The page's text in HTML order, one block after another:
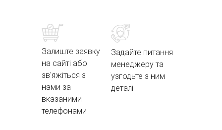
Залиште заявку
на сайті або
зв'яжіться з
нами за
вказаними
телефонами
Задайте питання
менеджеру та
узгодьте з ним
деталі